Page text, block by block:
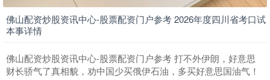
佛山配资炒股资讯中心-股票配资门户参考 2026年度四川省考口试
本事详情
佛山配资炒股资讯中心-股票配资门户参考 打不外伊朗，好意思
财长骄气了真相貌，劝中国少买俄伊石油，多买好意思国油气！